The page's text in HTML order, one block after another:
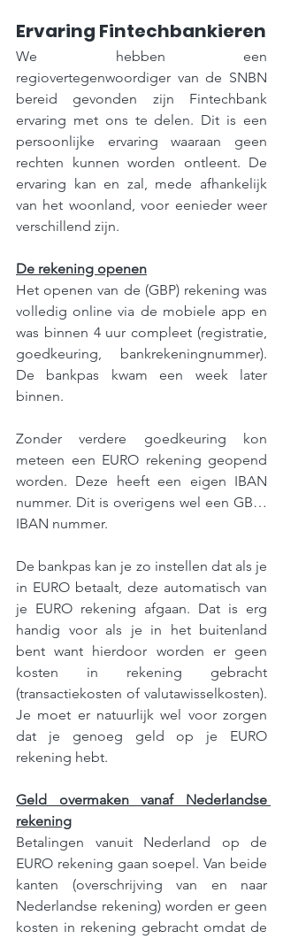
Ervaring Fintechbankieren
We hebben een
regiovertegenwoordiger van de SNBN
bereid gevonden zijn Fintechbank
ervaring met ons te delen. Dit is een
persoonlijke ervaring waaraan geen
rechten kunnen worden ontleent. De
ervaring kan en zal, mede afhankelijk
van het woonland, voor eenieder weer
verschillend zijn.
De rekening openen
Het openen van de (GBP) rekening was
volledig online via de mobiele app en
was binnen 4 uur compleet (registratie,
goedkeuring, bankrekeningnummer).
De bankpas kwam een week later
binnen.
Zonder verdere goedkeuring kon
meteen een EURO rekening geopend
worden. Deze heeft een eigen IBAN
nummer. Dit is overigens wel een GB…
IBAN nummer.
De bankpas kan je zo instellen dat als je
in EURO betaalt, deze automatisch van
je EURO rekening afgaan. Dat is erg
handig voor als je in het buitenland
bent want hierdoor worden er geen
kosten in rekening gebracht
(transactiekosten of valutawisselkosten).
Je moet er natuurlijk wel voor zorgen
dat je genoeg geld op je EURO
rekening hebt.
Geld overmaken vanaf Nederlandse
rekening
Betalingen vanuit Nederland op de
EURO rekening gaan soepel. Van beide
kanten (overschrijving van en naar
Nederlandse rekening) worden er geen
kosten in rekening gebracht omdat de